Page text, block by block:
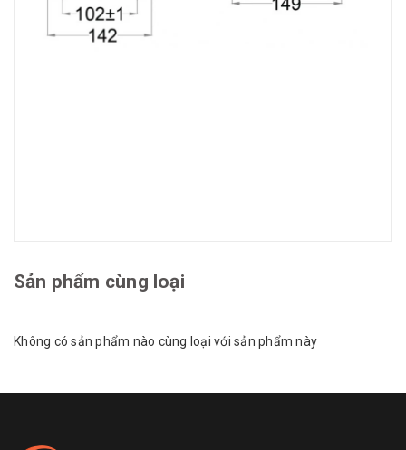
Sản phẩm cùng loại
Không có sản phẩm nào cùng loại với sản phẩm này